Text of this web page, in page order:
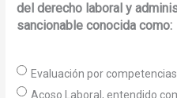
del derecho laboral y
sancionable conocida como:
Evaluación por
Acoso Laboral, entendido